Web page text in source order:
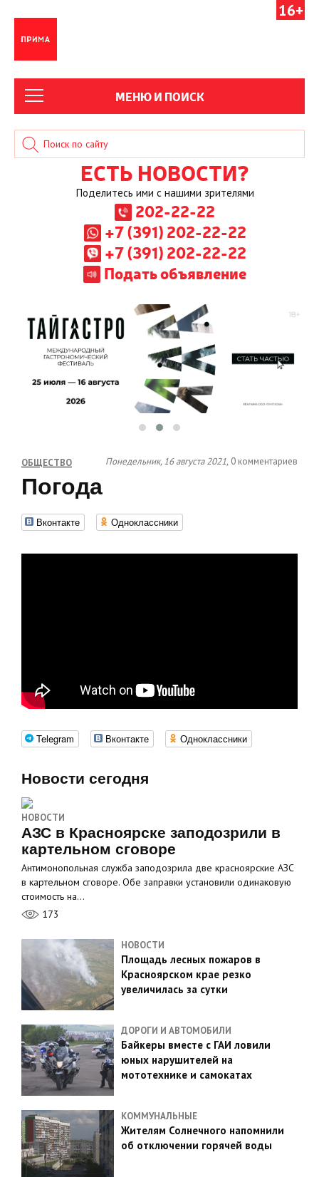
16+
МЕНЮ И ПОИСК
ЕСТЬ НОВОСТИ?
Поделитесь ими с нашими зрителями
202-22-22
+7 (391) 202-22-22
+7 (391) 202-22-22
Подать объявление
ОБЩЕСТВО Понедельник, 16 августа 2021, 0 комментариев
Погода
Вконтакте Одноклассники
Telegram Вконтакте Одноклассники
Новости сегодня
НОВОСТИ
АЗС в Красноярске заподозрили в
картельном сговоре
Антимонопольная служба заподозрила две красноярские АЗС
в картельном сговоре. Обе заправки установили одинаковую
стоимость на…
173
НОВОСТИ
Площадь лесных пожаров в
Красноярском крае резко
увеличилась за сутки
ДОРОГИ И АВТОМОБИЛИ
Байкеры вместе с ГАИ ловили
юных нарушителей на
мототехнике и самокатах
КОММУНАЛЬНЫЕ
Жителям Солнечного напомнили
об отключении горячей воды